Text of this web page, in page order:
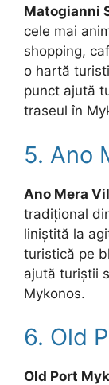
Matogianni
cele mai
shopping,
o hartă
punct ajută
traseul în
5. Ano
Ano Mera
tradițional
liniștită la
turistică pe
ajută turiștii
Mykonos.
6. Old
Old Port